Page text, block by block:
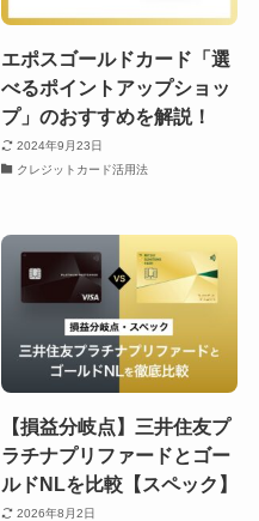
エポスゴールドカード「選
べるポイントアップショッ
プ」のおすすめを解説！
2024年9月23日
クレジットカード活用法
【損益分岐点】三井住友プ
ラチナプリファードとゴー
ルドNLを比較【スペック】
2026年8月2日